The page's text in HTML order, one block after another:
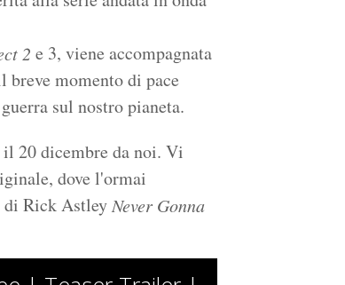
2 e 3, viene accompagnata
breve momento di pace
sul nostro pianeta.
20 dicembre da noi. Vi
dove l'ormai
di Rick AstleyNever Gonna